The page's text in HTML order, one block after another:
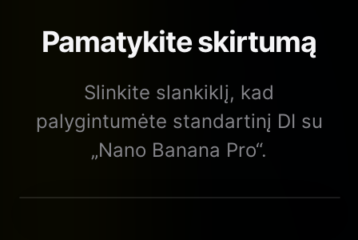
Pamatykite skirtumą
Slinkite slankiklį, kad
palygintumėte standartinį DI su
„Nano Banana Pro“.